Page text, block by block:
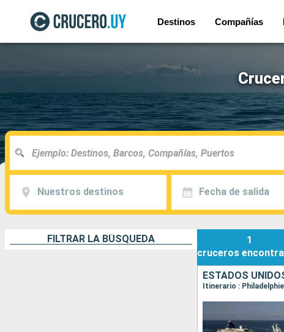
Destinos Compañías
Nuestros destinos Fecha de salida
FILTRAR LA BÚSQUEDA
1
cruceros
ESTADOS
Itinerario :